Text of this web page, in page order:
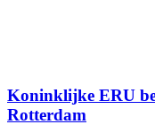
Koninklijke ERU
Rotterdam